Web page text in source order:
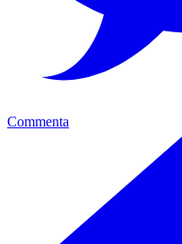
Commenta